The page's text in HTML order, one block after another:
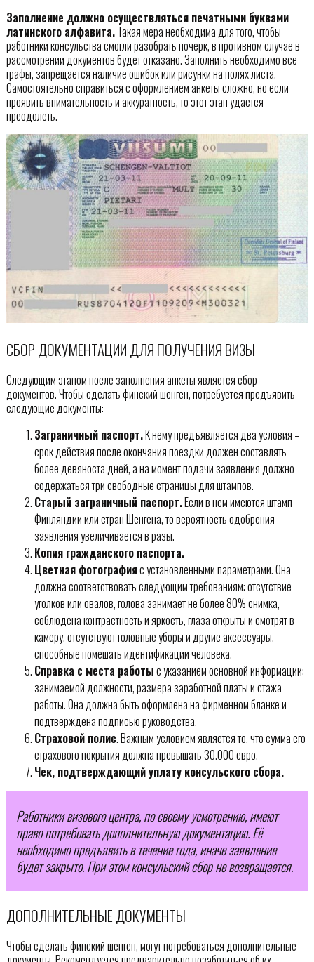
Заполнение должно осуществляться печатными буквами
латинского алфавита.Такая мера необходима для того, чтобы
работники консульства смогли разобрать почерк, в противном случае в
рассмотрении документов будет отказано. Заполнить необходимо все
графы, запрещается наличие ошибок или рисунки на полях листа.
Самостоятельно справиться с оформлением анкеты сложно, но если
проявить внимательность и аккуратность, то этот этап удастся
преодолеть.
СБОР ДОКУМЕНТАЦИИ ДЛЯ ПОЛУЧЕНИЯ ВИЗЫ
Следующим этапом после заполнения анкеты является сбор
документов. Чтобы сделать финский шенген, потребуется предъявить
следующие документы:
Заграничный паспорт.К нему предъявляется два условия –
срок действия после окончания поездки должен составлять
более девяноста дней, а на момент подачи заявления должно
содержаться три свободные страницы для штампов.
Старый заграничный паспорт.Если в нем имеются штамп
Финляндии или стран Шенгена, то вероятность одобрения
заявления увеличивается в разы.
Копия гражданского паспорта.
Цветная фотографияс установленными параметрами. Она
должна соответствовать следующим требованиям: отсутствие
уголков или овалов, голова занимает не более 80% снимка,
соблюдена контрастность и яркость, глаза открыты и смотрят в
камеру, отсутствуют головные уборы и другие аксессуары,
способные помешать идентификации человека.
Справка с места работыс указанием основной информации:
занимаемой должности, размера заработной платы и стажа
работы. Она должна быть оформлена на фирменном бланке и
подтверждена подписью руководства.
Страховой полис. Важным условием является то, что сумма его
страхового покрытия должна превышать 30.000 евро.
Чек, подтверждающий уплату консульского сбора.
Работники визового центра, по своему усмотрению, имеют
право потребовать дополнительную документацию. Её
необходимо предъявить в течение года, иначе заявление
будет закрыто. При этом консульский сбор не возвращается.
ДОПОЛНИТЕЛЬНЫЕ ДОКУМЕНТЫ
Чтобы сделать финский шенген, могут потребоваться дополнительные